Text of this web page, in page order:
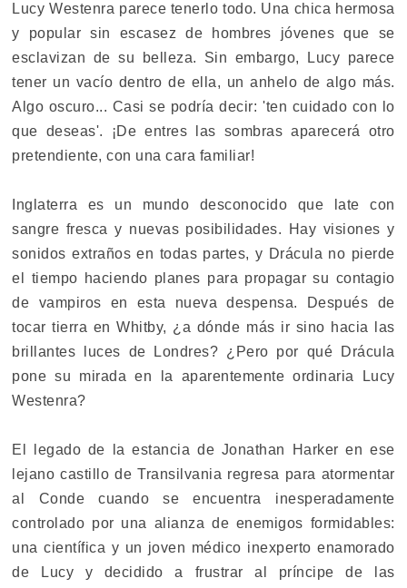
Lucy Westenra parece tenerlo todo. Una chica hermosa
y popular sin escasez de hombres jóvenes que se
esclavizan de su belleza. Sin embargo, Lucy parece
tener un vacío dentro de ella, un anhelo de algo más.
Algo oscuro... Casi se podría decir: 'ten cuidado con lo
que deseas'. ¡De entres las sombras aparecerá otro
pretendiente, con una cara familiar!
Inglaterra es un mundo desconocido que late con
sangre fresca y nuevas posibilidades. Hay visiones y
sonidos extraños en todas partes, y Drácula no pierde
el tiempo haciendo planes para propagar su contagio
de vampiros en esta nueva despensa. Después de
tocar tierra en Whitby, ¿a dónde más ir sino hacia las
brillantes luces de Londres? ¿Pero por qué Drácula
pone su mirada en la aparentemente ordinaria Lucy
Westenra?
El legado de la estancia de Jonathan Harker en ese
lejano castillo de Transilvania regresa para atormentar
al Conde cuando se encuentra inesperadamente
controlado por una alianza de enemigos formidables:
una científica y un joven médico inexperto enamorado
de Lucy y decidido a frustrar al príncipe de las